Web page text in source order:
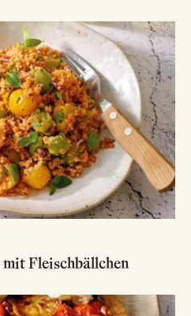
mit Fleischbällchen